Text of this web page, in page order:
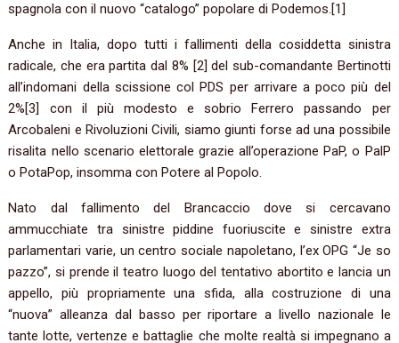
spagnola con il nuovo “catalogo” popolare di Podemos.[1]
Anche in Italia, dopo tutti i fallimenti della cosiddetta sinistra
radicale, che era partita dal 8% [2] del sub-comandante Bertinotti
all’indomani della scissione col PDS per arrivare a poco più del
2%[3] con il più modesto e sobrio Ferrero passando per
Arcobaleni e Rivoluzioni Civili, siamo giunti forse ad una possibile
risalita nello scenario elettorale grazie all’operazione PaP, o PalP
o PotaPop, insomma con Potere al Popolo.
Nato dal fallimento del Brancaccio dove si cercavano
ammucchiate tra sinistre piddine fuoriuscite e sinistre extra
parlamentari varie, un centro sociale napoletano, l’ex OPG “Je so
pazzo”, si prende il teatro luogo del tentativo abortito e lancia un
appello, più propriamente una sfida, alla costruzione di una
“nuova” alleanza dal basso per riportare a livello nazionale le
tante lotte, vertenze e battaglie che molte realtà si impegnano a